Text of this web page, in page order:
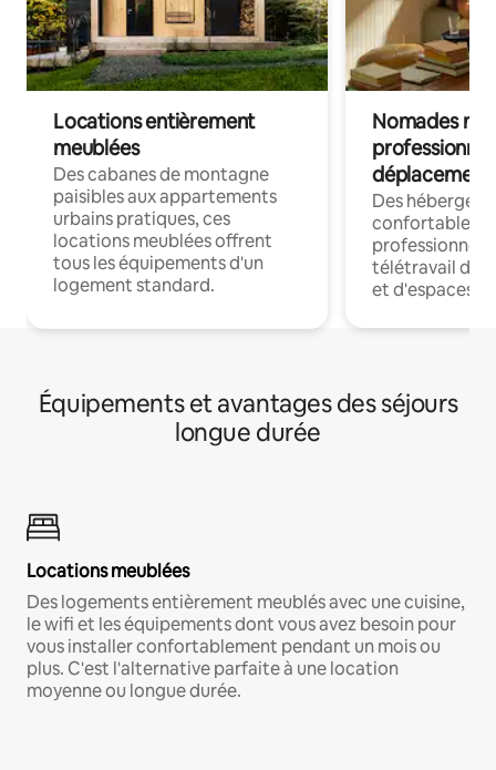
Locations entièrement
meublées
Des cabanes de montagne
paisibles aux appartements
urbains pratiques, ces
locations meublées offrent
tous les équipements d'un
logement standard.
Nomades
déplacement
Des
confortables
professionnels
télétravail
et d'espaces
Équipements et avantages des séjours
longue durée
Locations meublées
Des logements entièrement meublés avec une cuisine,
le wifi et les équipements dont vous avez besoin pour
vous installer confortablement pendant un mois ou
plus. C'est l'alternative parfaite à une location
moyenne ou longue durée.